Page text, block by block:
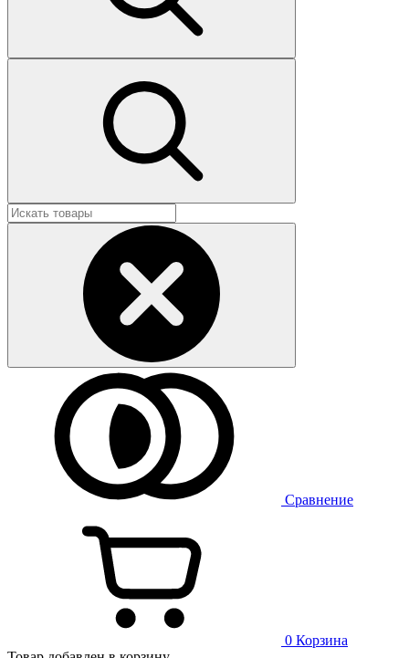
Сравнение
0 Корзина